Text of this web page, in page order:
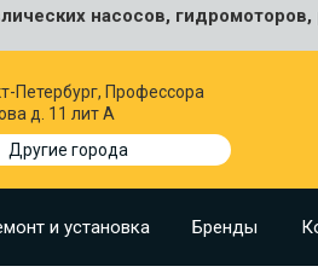
насосов, гидромоторов,
Петербург, Профессора
д. 11 лит А
Другие города
и установка Бренды